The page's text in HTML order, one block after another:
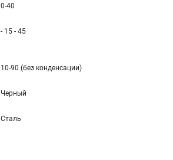
0-40
- 15 - 45
10-90 (без конденсации)
Черный
Сталь